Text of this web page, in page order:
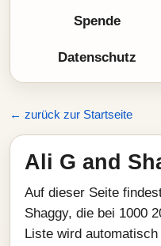
Spende
Datenschutz
← zurück zur Startseite
Ali G and
Auf dieser Seite
Shaggy, die bei 1000
Liste wird